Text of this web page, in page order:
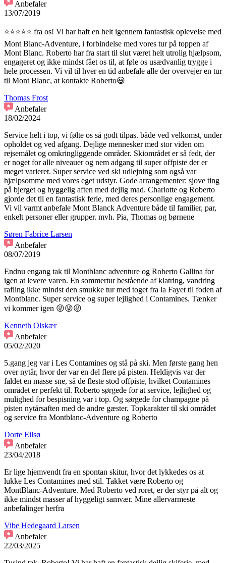
Anbefaler
13/07/2019
⭐️⭐️⭐️⭐️⭐️ fra os! Vi har haft en helt igennem fantastisk oplevelse med
Mont Blanc-Adventure, i forbindelse med vores tur på toppen af
Mont Blanc. Roberto har fra start til slut været helt utrolig hjælpsom,
engageret og ikke mindst fået os til, at føle os usædvanlig trygge i
hele processen. Vi vil til hver en tid anbefale alle der overvejer en tur
til Mont Blanc, at kontakte Roberto😃
Thomas Frost
Anbefaler
18/02/2024
Service helt i top, vi følte os så godt tilpas. både ved velkomst, under
opholdet og ved afgang. Dejlige mennesker med stor viden om
rejsemålet og omkringliggende områder. Skiområdet er så fedt, der
er noget for alle niveauer og nem adgang til super offpiste der er
meget varieret. Super service ved ski udlejning som også var
hjælpsomme med vores eget udstyr. Gode arrangementer: sjove ting
på bjerget og hyggelig aften med dejlig mad. Charlotte og Roberto
gjorde det til en fantastisk ferie, med deres personlige engagement.
Vi vil varmt anbefale Mont Blanck Adventure både til familier, par,
enkelt personer eller grupper. mvh. Pia, Thomas og børnene
Søren Fabrice Larsen
Anbefaler
08/07/2019
Endnu engang tak til Montblanc adventure og Roberto Gallina for
igen at levere varen. En sommertur bestående af klatring, vandring
rafling ikke mindst den smukke tur med toget fra la Fayet til foden af
Montblanc. Super service og super lejlighed i Contamines. Tænker
vi kommer igen 😜😜😜
Kenneth Olskær
Anbefaler
05/02/2020
5.gang jeg var i Les Contamines og stå på ski. Men første gang hen
over nytår, hvor der var en del flere på pisten. Heldigvis var der
faldet en masse sne, så de fleste stod offpiste, hvilket Contamines
området er perfekt til. Roberto sørgede for at service, lejlighed og
mulighed for bespisning var i top. Og sørgede for champagne på
pisten nytårsaften med de andre gæster. Topkarakter til ski området
og service fra Montblanc-Adventure og Roberto
Dorte Eilsø
Anbefaler
23/04/2018
Er lige hjemvendt fra en spontan skitur, hvor det lykkedes os at
lukke Les Contamines med stil. Takket være Roberto og
MontBlanc-Adventure. Med Roberto ved roret, er der styr på alt og
ikke mindst masser af hyggeligt samvær. Mine allervarmeste
anbefalinger herfra
Vibe Hedegaard Larsen
Anbefaler
22/03/2025